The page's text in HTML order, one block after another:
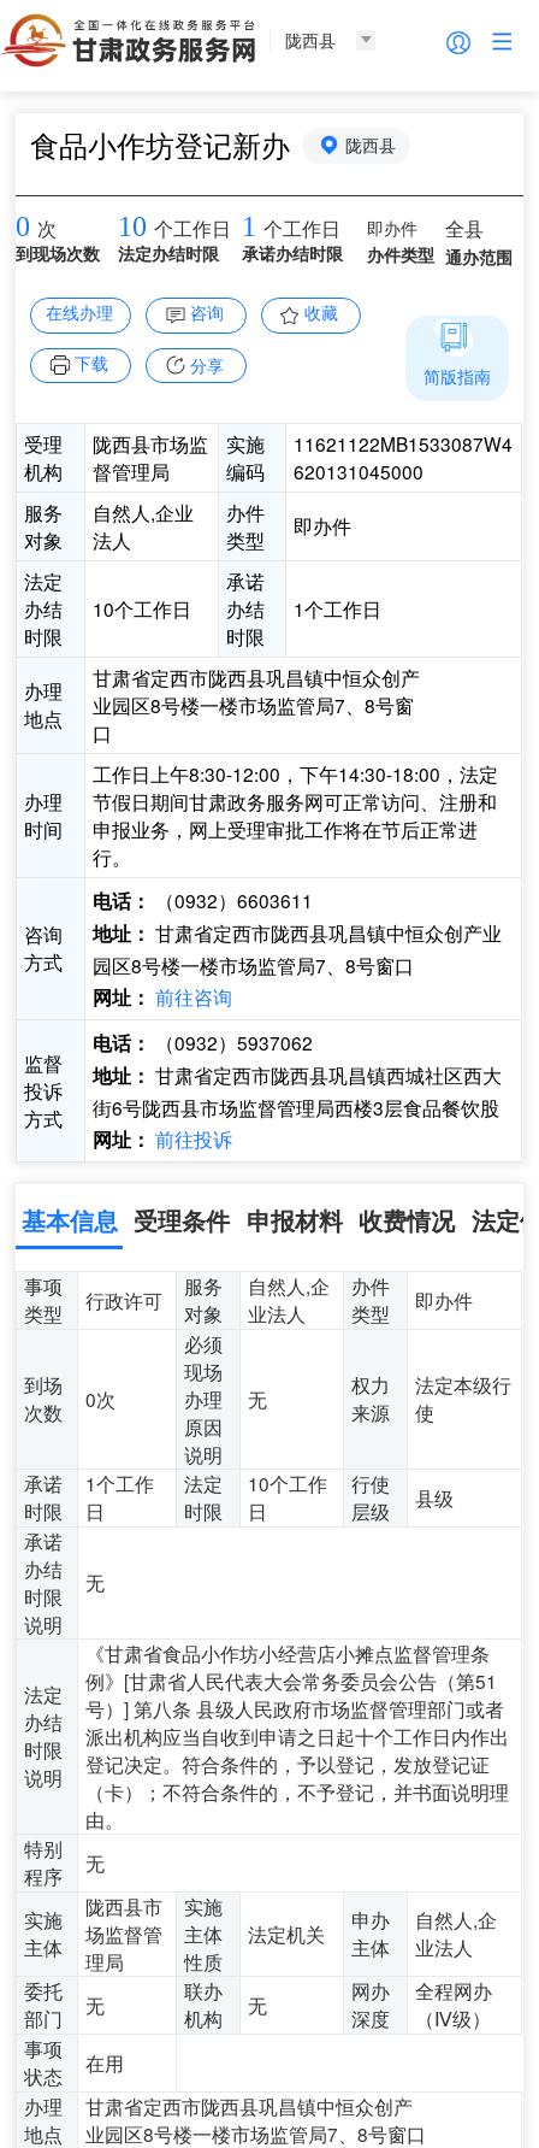
陇西县
食品小作坊登记新办 陇西县
0 次
到现场次数
10 个工作日
法定办结时限
1 个工作日
承诺办结时限
即办件
办件类型
全县
通办范围
在线办理 咨询 收藏
下载 分享
受理
机构
陇西县市场监
督管理局
实施
编码
11621122MB1533087W4
620131045000
服务
对象
自然人,企业
法人
办件
类型
即办件
法定
办结
时限
10个工作日
承诺
办结
时限
1个工作日
办理
地点
甘肃省定西市陇西县巩昌镇中恒众创产
业园区8号楼一楼市场监管局7、8号窗
口
办理
时间
工作日上午8:30-12:00，下午14:30-18:00，法定
节假日期间甘肃政务服务网可正常访问、注册和
申报业务，网上受理审批工作将在节后正常进
行。
咨询
方式
电话：
（0932）6603611
地址： 甘肃省定西市陇西县巩昌镇中恒众创产业
园区8号楼一楼市场监管局7、8号窗口
网址： 前往咨询
监督
投诉
方式
电话：
（0932）5937062
地址： 甘肃省定西市陇西县巩昌镇西城社区西大
街6号陇西县市场监督管理局西楼3层食品餐饮股
网址： 前往投诉
简版指南
基本信息 受理条件 申报材料 收费情况 法定
事项
类型
行政许可
服务
对象
自然人,企
业法人
办件
类型
即办件
到场
次数
0次
必须
现场
办理
原因
说明
无
权力
来源
法定本级行
使
承诺
时限
1个工作
日
法定
时限
10个工作
日
行使
层级
县级
承诺
办结
时限
说明
无
法定
办结
时限
说明
《甘肃省食品小作坊小经营店小摊点监督管理条
例》[甘肃省人民代表大会常务委员会公告（第51
号）] 第八条 县级人民政府市场监督管理部门或者
派出机构应当自收到申请之日起十个工作日内作出
登记决定。符合条件的，予以登记，发放登记证
（卡）；不符合条件的，不予登记，并书面说明理
由。
特别
程序
无
实施
主体
陇西县市
场监督管
理局
实施
主体
性质
法定机关
申办
主体
自然人,企
业法人
委托
部门
无
联办
机构
无
网办
深度
全程网办
（Ⅳ级）
事项
状态
在用
办理
地点
甘肃省定西市陇西县巩昌镇中恒众创产
业园区8号楼一楼市场监管局7、8号窗口